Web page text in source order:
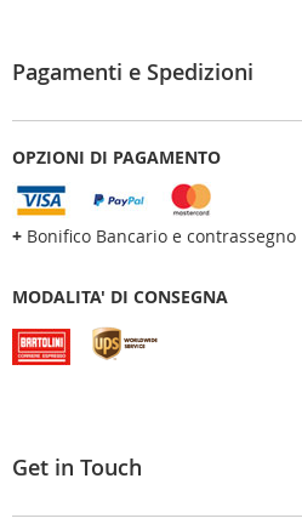
Pagamenti e Spedizioni
OPZIONI DI PAGAMENTO
+ Bonifico Bancario e contrassegno
MODALITA' DI CONSEGNA
Get in Touch